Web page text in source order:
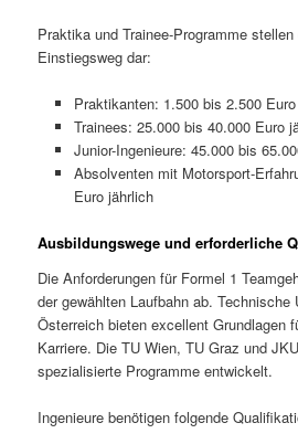
Praktika und Trainee-Programme
Einstiegsweg dar:
Praktikanten: 1.500 bis 2.500
Trainees: 25.000 bis 40.000 Euro
Junior-Ingenieure: 45.000 bis
Absolventen mit Motorsport-
Euro jährlich
Ausbildungswege und erforderliche
Die Anforderungen für Formel 1
der gewählten Laufbahn ab. Technische
Österreich bieten excellent Grundlagen
Karriere. Die TU Wien, TU Graz und
spezialisierte Programme entwickelt.
Ingenieure benötigen folgende